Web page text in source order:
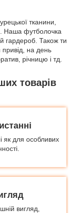
тканини,
Наша футболочка
гардероб. Також ти
на день
річницю і тд.
товарів
як для особливих
вигляд,